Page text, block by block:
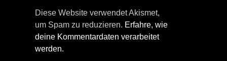
Diese Website verwendet Akismet,
um Spam zu reduzieren. Erfahre, wie
deine Kommentardaten verarbeitet
werden.